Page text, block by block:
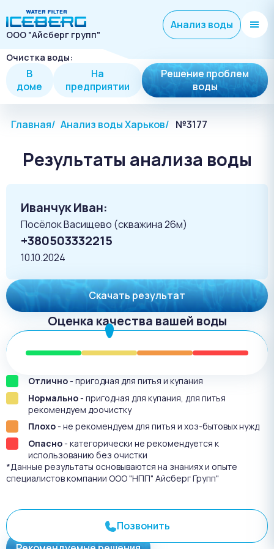
ООО "Айсберг групп"
Анализ воды
Очистка воды:
В
доме
На
предприятии
Решение проблем
воды
Главная Анализ воды Харьков №3177
Результаты анализа воды
Иванчук Иван:
Посёлок Васищево (скважина 26м)
+380503332215
10.10.2024
Скачать результат
Оценка качества вашей воды
Отлично- пригодная для питья и купания
Нормально- пригодная для купания, для питья
рекомендуем доочистку
Плохо- не рекомендуем для питья и хоз-бытовых нужд
Опасно- категорически не рекомендуется к
использованию без очистки
*Данные результаты основываются на знаниях и опыте
специалистов компании ООО "НПП" Айсберг Групп"
Результат анализа №3177
Позвонить